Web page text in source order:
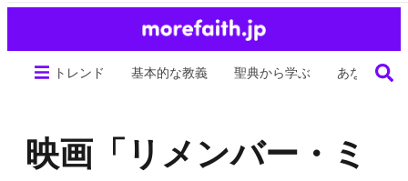
トレンド 基本的な教義 聖典から学ぶ あなたの生
映画「リメンバー・ミ